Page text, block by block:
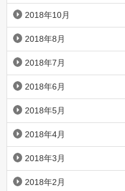
2018年10月
2018年8月
2018年7月
2018年6月
2018年5月
2018年4月
2018年3月
2018年2月